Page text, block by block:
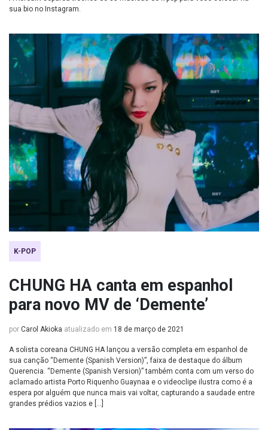
sua bio no Instagram.
K-POP
CHUNG HA canta em espanhol
para novo MV de ‘Demente’
por Carol Akioka atualizado em 18 de março de 2021
A solista coreana CHUNG HA lançou a versão completa em espanhol de
sua canção “Demente (Spanish Version)”, faixa de destaque do álbum
Querencia. “Demente (Spanish Version)” também conta com um verso do
aclamado artista Porto Riquenho Guaynaa e o videoclipe ilustra como é a
espera por alguém que nunca mais vai voltar, capturando a saudade entre
grandes prédios vazios e […]